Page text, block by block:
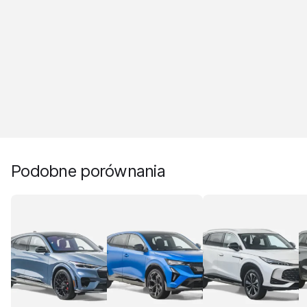
Podobne porównania